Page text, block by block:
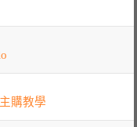
購教學